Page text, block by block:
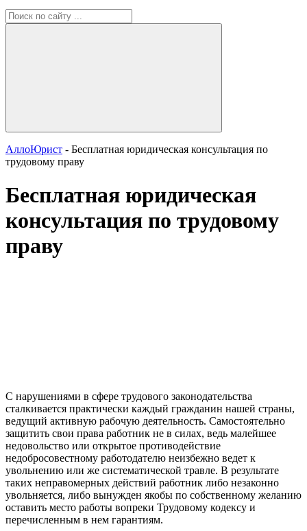
АллоЮрист - Бесплатная юридическая консультация по
трудовому праву
Бесплатная юридическая
консультация по трудовому
праву
С нарушениями в сфере трудового законодательства
сталкивается практически каждый гражданин нашей страны,
ведущий активную рабочую деятельность. Самостоятельно
защитить свои права работник не в силах, ведь малейшее
недовольство или открытое противодействие
недобросовестному работодателю неизбежно ведет к
увольнению или же систематической травле. В результате
таких неправомерных действий работник либо незаконно
увольняется, либо вынужден якобы по собственному желанию
оставить место работы вопреки Трудовому кодексу и
перечисленным в нем гарантиям.